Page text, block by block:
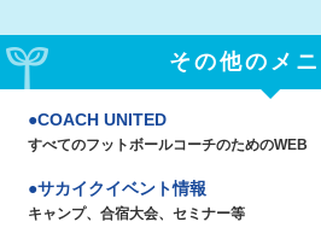
その他のメ
COACH UNITED
すべてのフットボールコーチのためのWEB
サカイクイベント情報
キャンプ、合宿大会、セミナー等